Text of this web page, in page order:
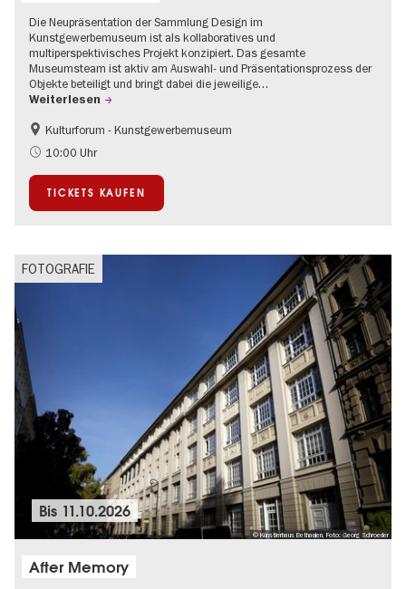
Die Neupräsentation der Sammlung Design im
Kunstgewerbemuseum ist als kollaboratives und
multiperspektivisches Projekt konzipiert. Das gesamte
Museumsteam ist aktiv am Auswahl- und Präsentationsprozess der
Objekte beteiligt und bringt dabei die jeweilige…
Weiterlesen
Mode und Design
Kulturforum - Kunstgewerbemuseum
10:00 Uhr
TICKETS KAUFEN
FOTOGRAFIE
© Künstlerhaus Bethanien, Foto: Georg Schroeder
Bis 11.10.2026
After Memory